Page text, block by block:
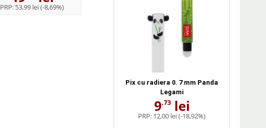
PRP: 53,99 lei(-8,69%)
Pix cu radiera 0. 7 mm Panda
Legami
9,73lei
PRP: 12,00 lei(-18,92%)